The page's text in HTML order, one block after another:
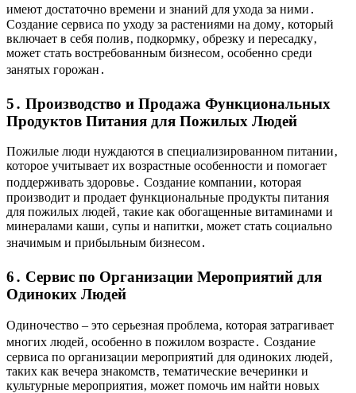
имеют достаточно времени и знаний для ухода за ними․
Создание сервиса по уходу за растениями на дому‚ который
включает в себя полив‚ подкормку‚ обрезку и пересадку‚
может стать востребованным бизнесом‚ особенно среди
занятых горожан․
5․ Производство и Продажа Функциональных
Продуктов Питания для Пожилых Людей
Пожилые люди нуждаются в специализированном питании‚
которое учитывает их возрастные особенности и помогает
поддерживать здоровье․ Создание компании‚ которая
производит и продает функциональные продукты питания
для пожилых людей‚ такие как обогащенные витаминами и
минералами каши‚ супы и напитки‚ может стать социально
значимым и прибыльным бизнесом․
6․ Сервис по Организации Мероприятий для
Одиноких Людей
Одиночество – это серьезная проблема‚ которая затрагивает
многих людей‚ особенно в пожилом возрасте․ Создание
сервиса по организации мероприятий для одиноких людей‚
таких как вечера знакомств‚ тематические вечеринки и
культурные мероприятия‚ может помочь им найти новых